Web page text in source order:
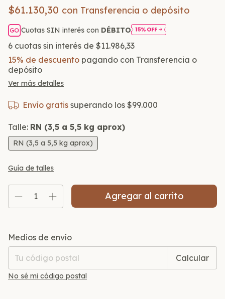
$61.130,30 con Transferencia o depósito
Cuotas SIN interés con DÉBITO
6 cuotas sin interés de $11.986,33
15% de descuento pagando con Transferencia o
depósito
Ver más detalles
Envío gratis superando los$99.000
Talle: RN (3,5 a 5,5 kg aprox)
RN (3,5 a 5,5 kg aprox)
Guía de talles
Entregas para el CP:
Medios de envío
Calcular
No sé mi código postal